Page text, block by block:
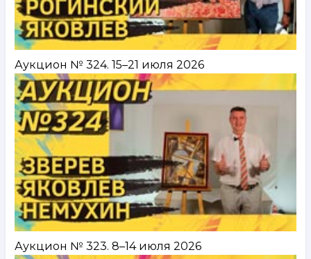
Аукцион № 324. 15–21 июля 2026
Аукцион № 323. 8–14 июля 2026